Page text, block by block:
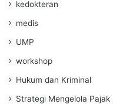
kedokteran
medis
UMP
workshop
Hukum dan Kriminal
Strategi Mengelola